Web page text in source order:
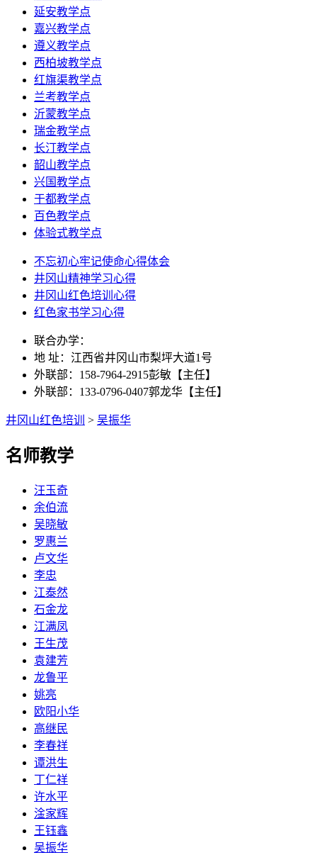
延安教学点
嘉兴教学点
遵义教学点
西柏坡教学点
红旗渠教学点
兰考教学点
沂蒙教学点
瑞金教学点
长汀教学点
韶山教学点
兴国教学点
于都教学点
百色教学点
体验式教学点
不忘初心牢记使命心得体会
井冈山精神学习心得
井冈山红色培训心得
红色家书学习心得
联合办学：
地 址：江西省井冈山市梨坪大道1号
外联部：158-7964-2915彭敏【主任】
外联部：133-0796-0407郭龙华【主任】
井冈山红色培训 > 吴振华
名师教学
汪玉奇
余伯流
吴晓敏
罗惠兰
卢文华
李忠
江泰然
石金龙
江满凤
王生茂
袁建芳
龙鲁平
姚亮
欧阳小华
高继民
李春祥
谭洪生
丁仁祥
许水平
淦家辉
王钰鑫
吴振华